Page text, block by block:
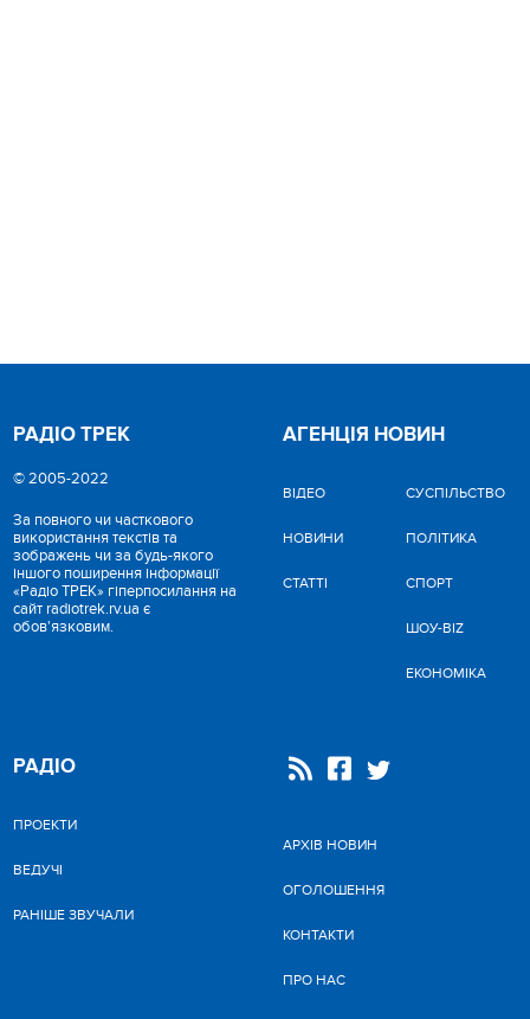
РАДІО ТРЕК
© 2005-2022
За повного чи часткового
використання текстів та
зображень чи за будь-якого
іншого поширення інформації
«Радіо ТРЕК» гіперпосилання на
сайт radiotrek.rv.ua є
обов'язковим.
АГЕНЦІЯ НОВИН
ВІДЕО
НОВИНИ
СТАТТІ
CУСПІЛЬСТВО
ПОЛІТИКА
СПОРТ
ШОУ-BIZ
ЕКОНОМІКА
РАДІО
ПРОЕКТИ
ВЕДУЧІ
РАНІШЕ ЗВУЧАЛИ
АРХІВ НОВИН
ОГОЛОШЕННЯ
КОНТАКТИ
ПРО НАС